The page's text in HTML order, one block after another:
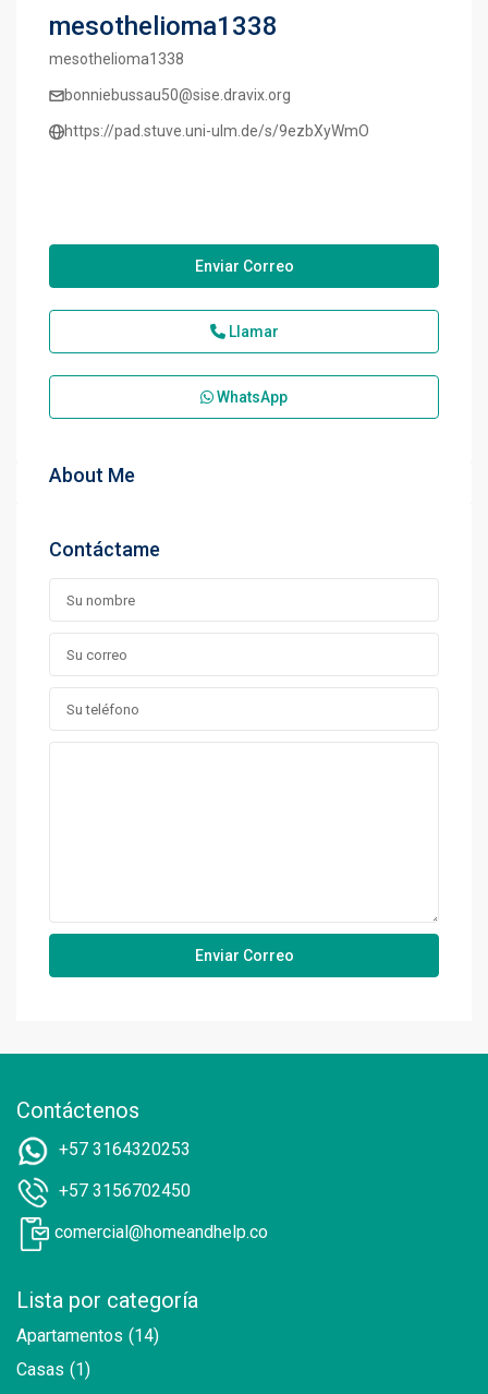
mesothelioma1338
mesothelioma1338
bonniebussau50@sise.dravix.org
https://pad.stuve.uni-ulm.de/s/9ezbXyWmO
Enviar Correo
Llamar
WhatsApp
About Me
Contáctame
Contáctenos
+57 3164320253
+57 3156702450
comercial@homeandhelp.co
Lista por categoría
Apartamentos (14)
Casas (1)